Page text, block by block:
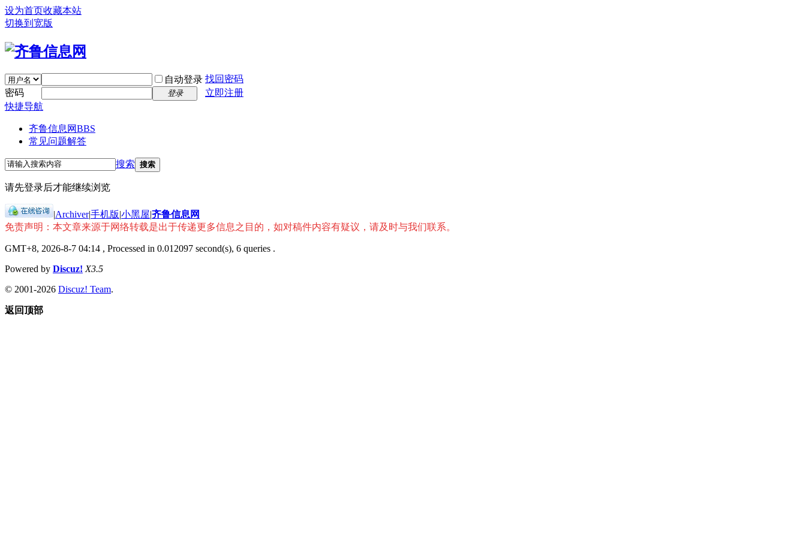
设为首页收藏本站
切换到宽版
自动登录 找回密码
密码
登录
立即注册
快捷导航
齐鲁信息网BBS
常见问题解答
搜索 搜索
请先登录后才能继续浏览
|Archiver|手机版|小黑屋|齐鲁信息网
免责声明：本文章来源于网络转载是出于传递更多信息之目的，如对稿件内容有疑议，请及时与我们联系。
GMT+8, 2026-8-7 04:14 , Processed in 0.012097 second(s), 6 queries .
Powered by Discuz! X3.5
© 2001-2026 Discuz! Team.
返回顶部